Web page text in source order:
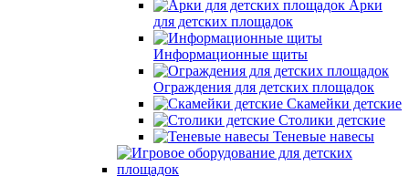
Арки
для детских площадок
Информационные щиты
Ограждения для детских площадок
Скамейки детские
Столики детские
Теневые навесы